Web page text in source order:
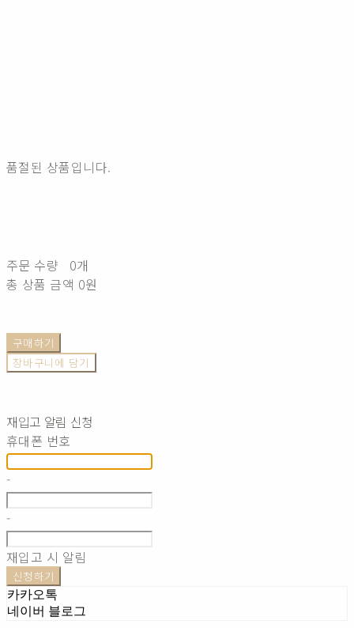
품절된 상품입니다.
주문 수량
0개
총 상품 금액 0원
구매하기
장바구니에 담기
재입고 알림 신청
휴대폰 번호
-
-
재입고 시 알림
신청하기
카카오톡
네이버 블로그